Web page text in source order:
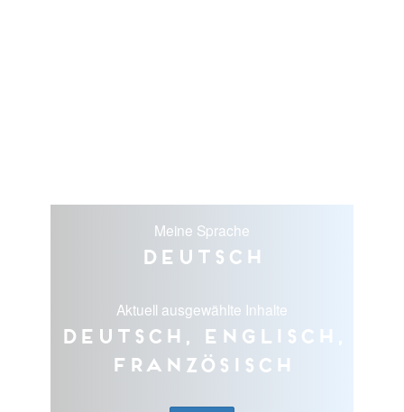
Meine Sprache
Deutsch
Aktuell ausgewählte Inhalte
Deutsch, Englisch,
Französisch